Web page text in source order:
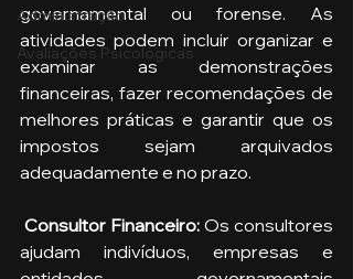
Administração
Avaliações Psicológicas
governamental ou forense. As
atividades podem incluir organizar e
examinar as demonstrações
financeiras, fazer recomendações de
melhores práticas e garantir que os
impostos sejam arquivados
adequadamente e no prazo.
Consultor Financeiro: Os consultores
ajudam indivíduos, empresas e